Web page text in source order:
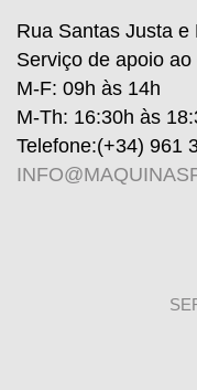
Rua Santas Justa e
Serviço de apoio ao
M-F: 09h às 14h
M-Th: 16:30h às
Telefone:(+34) 961